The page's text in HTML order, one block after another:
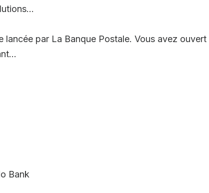
lancée par La Banque Postale. Vous avez
Bank